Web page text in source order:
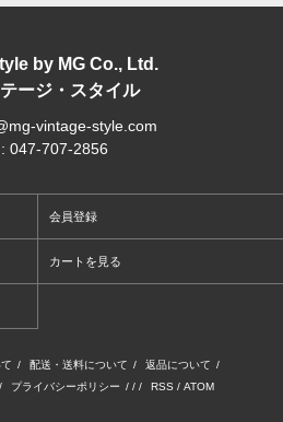
by MG Co., Ltd.
ージ・スタイル
vintage-style.com
047-707-2856
会員登録
カートを見る
/ 配送・送料について / 返品について /
/ プライバシーポリシー / / / RSS / ATOM